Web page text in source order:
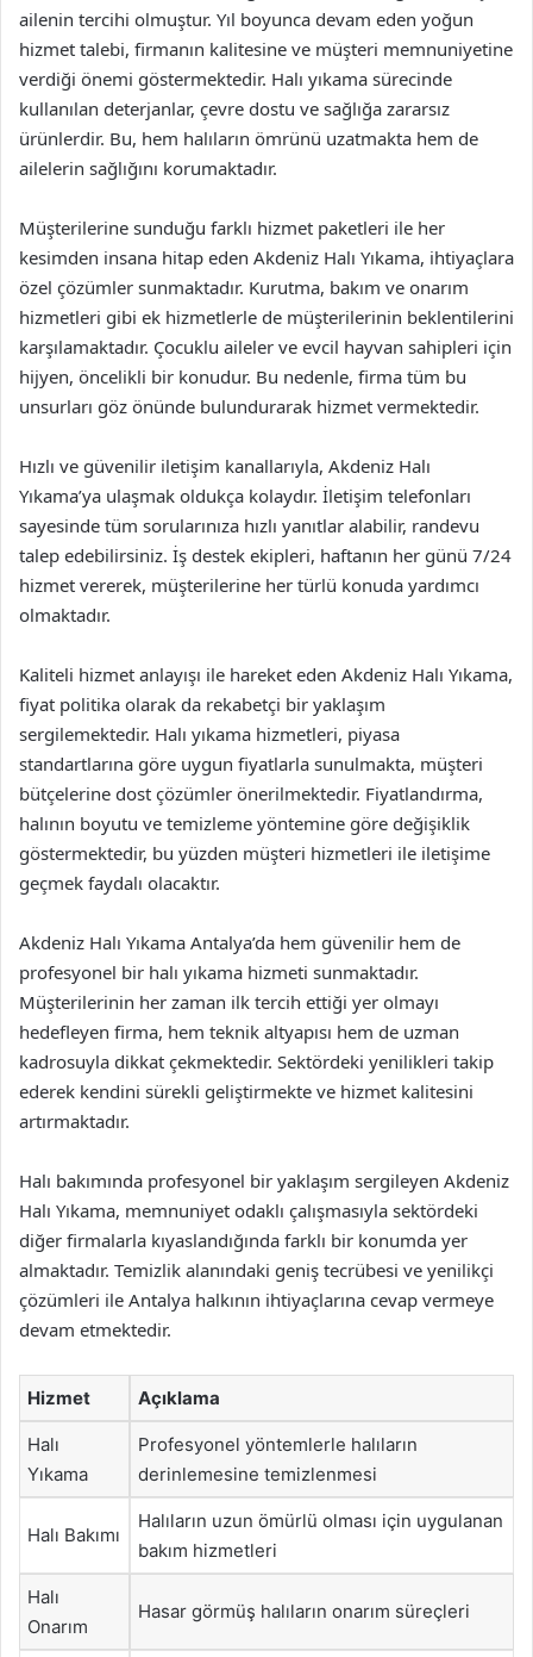
ailenin tercihi olmuştur. Yıl boyunca devam eden yoğun
hizmet talebi, firmanın kalitesine ve müşteri memnuniyetine
verdiği önemi göstermektedir. Halı yıkama sürecinde
kullanılan deterjanlar, çevre dostu ve sağlığa zararsız
ürünlerdir. Bu, hem halıların ömrünü uzatmakta hem de
ailelerin sağlığını korumaktadır.
Müşterilerine sunduğu farklı hizmet paketleri ile her
kesimden insana hitap eden Akdeniz Halı Yıkama, ihtiyaçlara
özel çözümler sunmaktadır. Kurutma, bakım ve onarım
hizmetleri gibi ek hizmetlerle de müşterilerinin beklentilerini
karşılamaktadır. Çocuklu aileler ve evcil hayvan sahipleri için
hijyen, öncelikli bir konudur. Bu nedenle, firma tüm bu
unsurları göz önünde bulundurarak hizmet vermektedir.
Hızlı ve güvenilir iletişim kanallarıyla, Akdeniz Halı
Yıkama’ya ulaşmak oldukça kolaydır. İletişim telefonları
sayesinde tüm sorularınıza hızlı yanıtlar alabilir, randevu
talep edebilirsiniz. İş destek ekipleri, haftanın her günü 7/24
hizmet vererek, müşterilerine her türlü konuda yardımcı
olmaktadır.
Kaliteli hizmet anlayışı ile hareket eden Akdeniz Halı Yıkama,
fiyat politika olarak da rekabetçi bir yaklaşım
sergilemektedir. Halı yıkama hizmetleri, piyasa
standartlarına göre uygun fiyatlarla sunulmakta, müşteri
bütçelerine dost çözümler önerilmektedir. Fiyatlandırma,
halının boyutu ve temizleme yöntemine göre değişiklik
göstermektedir, bu yüzden müşteri hizmetleri ile iletişime
geçmek faydalı olacaktır.
Akdeniz Halı Yıkama Antalya’da hem güvenilir hem de
profesyonel bir halı yıkama hizmeti sunmaktadır.
Müşterilerinin her zaman ilk tercih ettiği yer olmayı
hedefleyen firma, hem teknik altyapısı hem de uzman
kadrosuyla dikkat çekmektedir. Sektördeki yenilikleri takip
ederek kendini sürekli geliştirmekte ve hizmet kalitesini
artırmaktadır.
Halı bakımında profesyonel bir yaklaşım sergileyen Akdeniz
Halı Yıkama, memnuniyet odaklı çalışmasıyla sektördeki
diğer firmalarla kıyaslandığında farklı bir konumda yer
almaktadır. Temizlik alanındaki geniş tecrübesi ve yenilikçi
çözümleri ile Antalya halkının ihtiyaçlarına cevap vermeye
devam etmektedir.
Hizmet Açıklama
Halı
Yıkama
Profesyonel yöntemlerle halıların
derinlemesine temizlenmesi
Halı Bakımı
Halıların uzun ömürlü olması için uygulanan
bakım hizmetleri
Halı
Onarım
Hasar görmüş halıların onarım süreçleri